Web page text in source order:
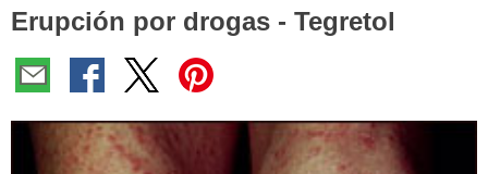
Erupción por drogas - Tegretol